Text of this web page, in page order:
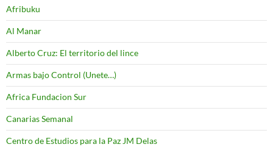
Afribuku
Al Manar
Alberto Cruz: El territorio del lince
Armas bajo Control (Unete…)
Africa Fundacion Sur
Canarias Semanal
Centro de Estudios para la Paz JM Delas